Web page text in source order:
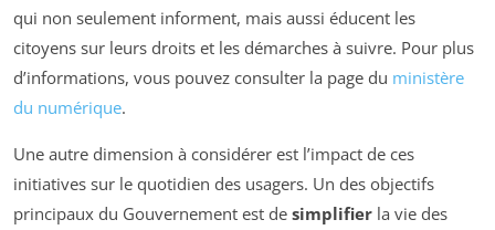
qui non seulement informent, mais aussi éducent les
citoyens sur leurs droits et les démarches à suivre. Pour plus
d’informations, vous pouvez consulter la page du ministère
du numérique.
Une autre dimension à considérer est l’impact de ces
initiatives sur le quotidien des usagers. Un des objectifs
principaux du Gouvernement est de simplifier la vie des